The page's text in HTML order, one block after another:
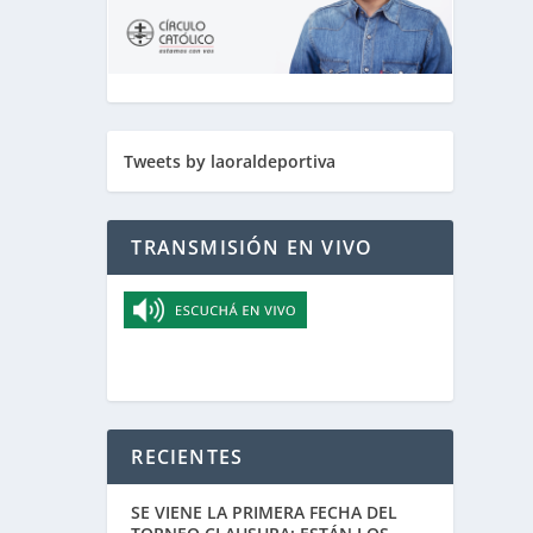
Tweets by laoraldeportiva
TRANSMISIÓN EN VIVO
RECIENTES
SE VIENE LA PRIMERA FECHA DEL